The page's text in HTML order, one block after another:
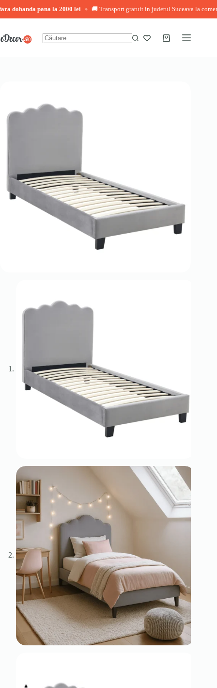
pana la 2000 lei ◆ 🚚 Transport gratuit in judetul Suceava la comenzi
conținut
Coș